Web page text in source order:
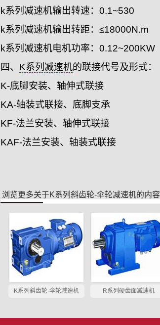
k系列减速机输出转速：0.1~530
k系列减速机输出转距：≤18000N.m
k系列减速机电机功率：0.12~200KW
四、 K系列减速机的联接代号及形式：
K-底脚安装、轴伸式联接
KA-轴装式联接、底脚支承
KF-法兰安装、轴伸式联接
KAF-法兰安装、轴装式联接
浏览更多关于K系列斜齿轮-伞轮减速机的内容
K系列斜齿轮-伞轮减速机 R系列硬齿面减速机